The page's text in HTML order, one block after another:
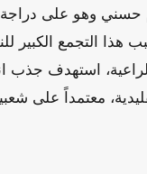
حسني وهو على دراجة
التجمع الكبير
استهدف جذب
معتمداً على